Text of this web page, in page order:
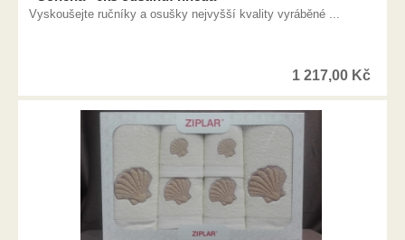
Vyskoušejte ručníky a osušky nejvyšší kvality vyráběné ...
1 217,00 Kč